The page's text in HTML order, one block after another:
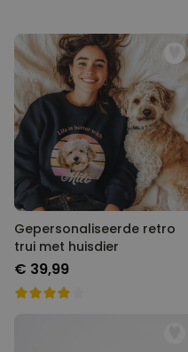
Gepersonaliseerde retro
trui met huisdier
€ 39,99